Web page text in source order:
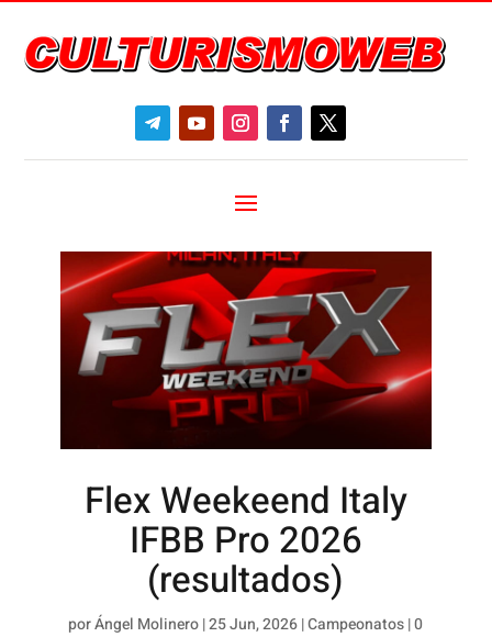
Flex Weekeend Italy
IFBB Pro 2026
(resultados)
porÁngel Molinero|25 Jun, 2026|Campeonatos|0